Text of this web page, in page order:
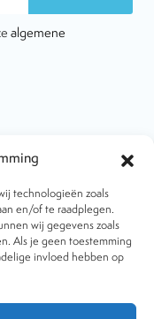
technologieën zoals
en/of te raadplegen.
wij gegevens zoals
Als je geen toestemming
invloed hebben op
algemene